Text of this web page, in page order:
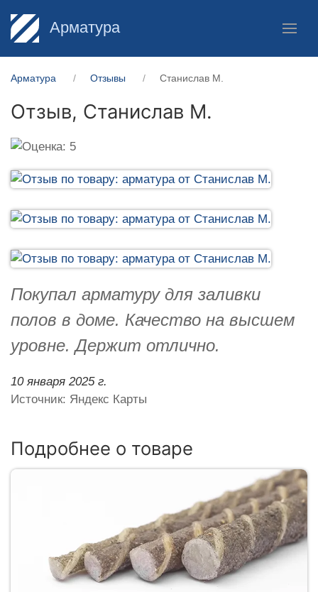
Арматура
Арматура Отзывы Станислав М.
Отзыв, Станислав М.
Покупал арматуру для заливки
полов в доме. Качество на высшем
уровне. Держит отлично.
10 января 2025 г.
Источник: Яндекс Карты
Подробнее о товаре